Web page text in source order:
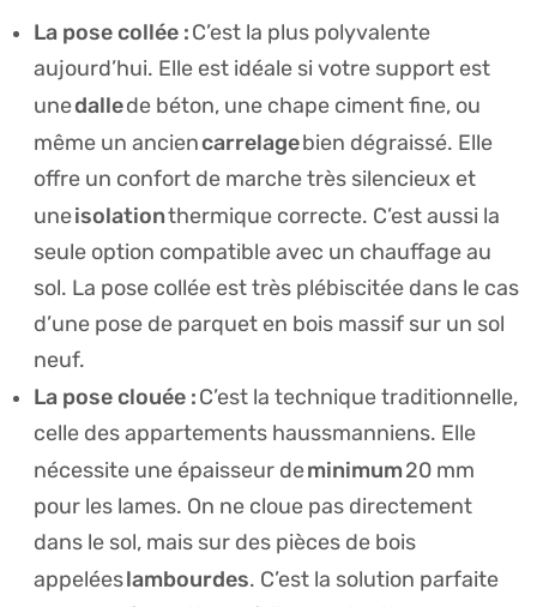
La pose collée :C’est la plus polyvalente
aujourd’hui. Elle est idéale si votre support est
unedallede béton, une chape ciment fine, ou
même un anciencarrelagebien dégraissé. Elle
offre un confort de marche très silencieux et
uneisolationthermique correcte. C’est aussi la
seule option compatible avec un chauffage au
sol. La pose collée est très plébiscitée dans le cas
d’une pose de parquet en bois massif sur un sol
neuf.
La pose clouée :C’est la technique traditionnelle,
celle des appartements haussmanniens. Elle
nécessite une épaisseur deminimum20 mm
pour les lames. On ne cloue pas directement
dans le sol, mais sur des pièces de bois
appeléeslambourdes. C’est la solution parfaite